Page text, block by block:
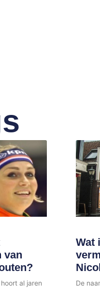
van
al jaren
Wat
De